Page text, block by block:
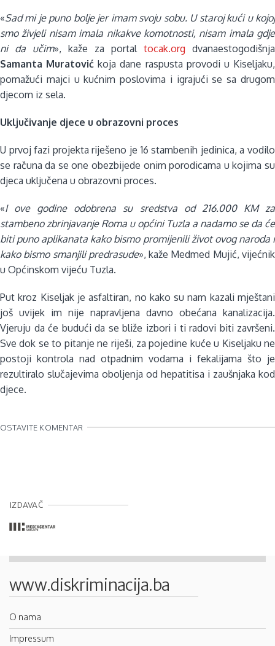
«Sad mi je puno bolje jer imam svoju sobu. U staroj kući u kojoj
smo živjeli nisam imala nikakve komotnosti, nisam imala gdje
ni da učim», kaže za portal tocak.org dvanaestogodišnja
Samanta Muratović koja dane raspusta provodi u Kiseljaku,
pomažući majci u kućnim poslovima i igrajući se sa drugom
djecom iz sela.
Uključivanje djece u obrazovni proces
U prvoj fazi projekta riješeno je 16 stambenih jedinica, a vodilo
se računa da se one obezbijede onim porodicama u kojima su
djeca uključena u obrazovni proces.
«I ove godine odobrena su sredstva od 216.000 KM za
stambeno zbrinjavanje Roma u općini Tuzla a nadamo se da će
biti puno aplikanata kako bismo promijenili život ovog naroda i
kako bismo smanjili predrasude», kaže Medmed Mujić, vijećnik
u Općinskom vijeću Tuzla.
Put kroz Kiseljak je asfaltiran, no kako su nam kazali mještani
još uvijek im nije napravljena davno obećana kanalizacija.
Vjeruju da će budući da se bliže izbori i ti radovi biti završeni.
Sve dok se to pitanje ne riješi, za pojedine kuće u Kiseljaku ne
postoji kontrola nad otpadnim vodama i fekalijama što je
rezultiralo slučajevima oboljenja od hepatitisa i zaušnjaka kod
djece.
OSTAVITE KOMENTAR
IZDAVAČ
www.diskriminacija.ba
O nama
Impressum